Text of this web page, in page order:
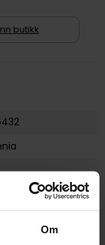
Om
butikk
Paints